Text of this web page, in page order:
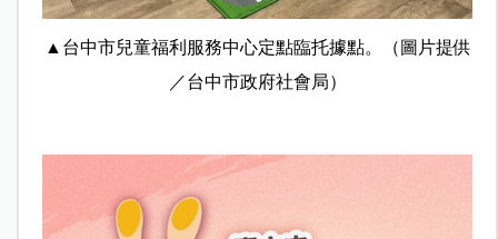
▲台中市兒童福利服務中心定點臨托據點。（圖片提供
／台中市政府社會局）